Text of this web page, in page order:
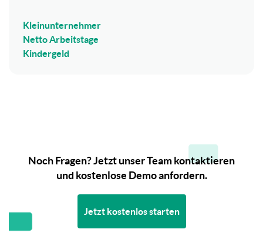
Kleinunternehmer
Netto Arbeitstage
Kindergeld
Noch Fragen? Jetzt unser Team kontaktieren
und kostenlose Demo anfordern.
Jetzt kostenlos starten